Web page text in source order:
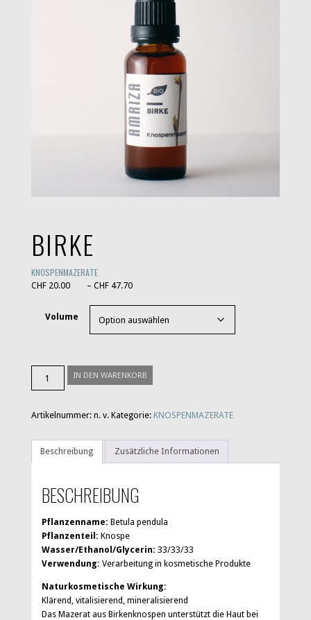
BIRKE
KNOSPENMAZERATE
CHF20.00 – CHF47.70
Volume
IN DEN WARENKORB
Artikelnummer: n. v. Kategorie: KNOSPENMAZERATE
Beschreibung Zusätzliche Informationen
BESCHREIBUNG
Pflanzenname: Betula pendula
Pflanzenteil: Knospe
Wasser/Ethanol/Glycerin: 33/33/33
Verwendung: Verarbeitung in kosmetische Produkte
Naturkosmetische Wirkung:
Klärend, vitalisierend, mineralisierend
Das Mazerat aus Birkenknospen unterstützt die Haut bei